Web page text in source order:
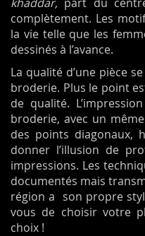
complètement. Les
la vie telle que les
dessinés à l’avance.
La qualité d’une pièce
broderie. Plus le point
de qualité.
broderie, avec un
des points diagonaux,
donner l’illusion de
impressions. Les
documentés mais
région a son propre
vous de choisir votre
choix !